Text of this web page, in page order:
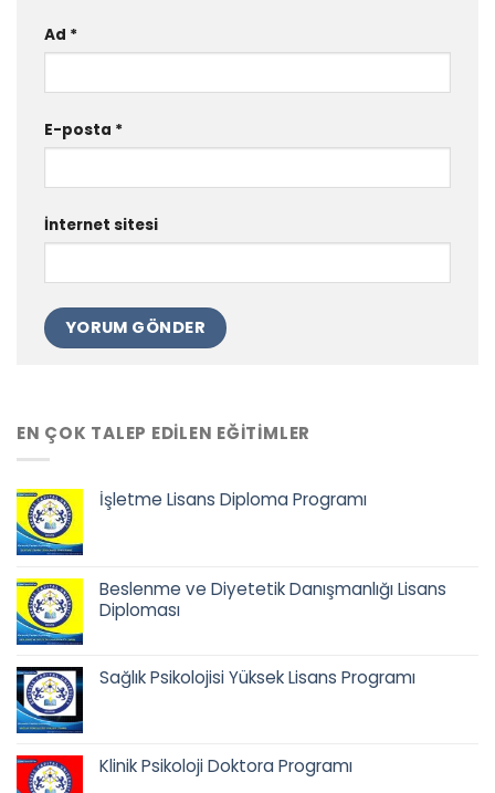
Ad *
E-posta *
İnternet sitesi
EN ÇOK TALEP EDILEN EĞITIMLER
İşletme Lisans Diploma Programı
52.900,00 ₺.
Beslenme ve Diyetetik Danışmanlığı Lisans
Diploması
68.500,00 ₺.
fiyat:
Sağlık Psikolojisi Yüksek Lisans Programı
35.900,00 ₺.
Klinik Psikoloji Doktora Programı